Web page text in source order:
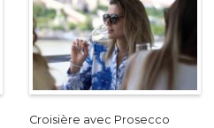
Croisière avec Prosecco